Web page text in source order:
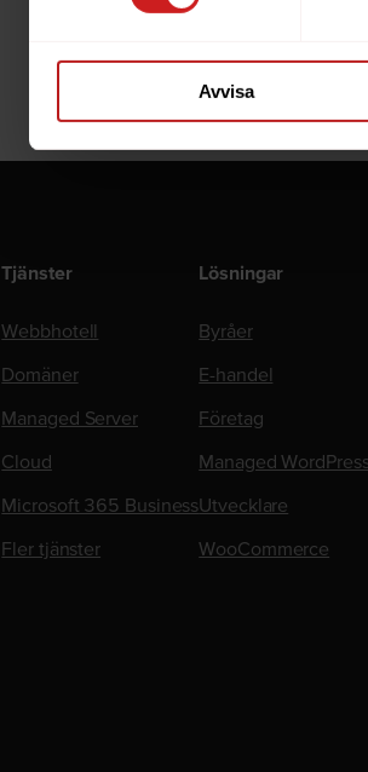
Avvisa
If you are the
Tjänster
Webbhotell
Domäner
Managed Server
Cloud
Microsoft 365 Business
Fler tjänster
Lösningar
Byråer
E-handel
Företag
Managed
Utvecklare
WooCommerce